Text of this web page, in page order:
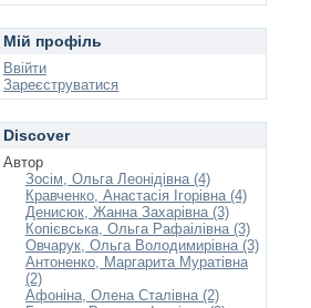
Мій профіль
Ввійти
Зареєструватися
Discover
Автор
Зосім, Ольга Леонідівна (4)
Кравченко, Анастасія Ігорівна (4)
Денисюк, Жанна Захарівна (3)
Копієвська, Ольга Рафаілівна (3)
Овчарук, Ольга Володимирівна (3)
Антоненко, Маргарита Муратівна
(2)
Афоніна, Олена Сталівна (2)